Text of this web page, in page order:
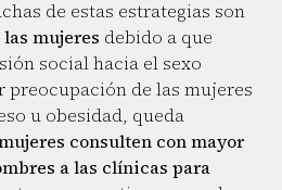
de estas estrategias son
mujeres debido a que
social hacia el sexo
preocupación de las mujeres
u obesidad, queda
consulten con mayor
a las clínicas para